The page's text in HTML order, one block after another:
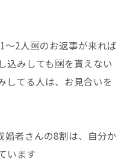
〜2人🆗のお返事が来れば
込みしても🆗を貰えない
してる人は、お見合いを
婚者さんの8割は、自分か
います